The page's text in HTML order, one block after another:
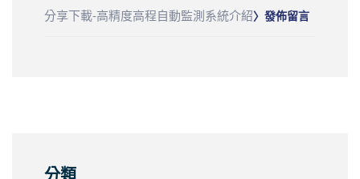
分享下載-高精度高程自動監測系統介紹〉發佈留言
分類